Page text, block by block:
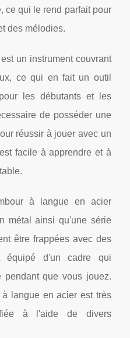
ce qui le rend parfait pour
des mélodies.
un instrument couvrant
ce qui en fait un outil
les débutants et les
de posséder une
réussir à jouer avec un
facile à apprendre et à
à langue en acier
métal ainsi qu'une série
être frappées avec des
équipé d'un cadre qui
pendant que vous jouez.
langue en acier est très
à l'aide de divers